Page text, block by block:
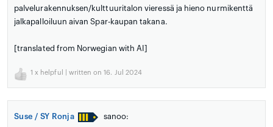
palvelurakennuksen/kulttuuritalon vieressä ja hieno nurmikenttä
jalkapalloiluun aivan Spar-kaupan takana.
[translated from Norwegian with AI]
1 x helpful | written on 16. Jul 2024
Suse / SY Ronja sanoo: